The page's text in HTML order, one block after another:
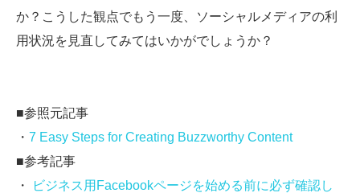
か？こうした観点でもう一度、ソーシャルメディアの利
用状況を見直してみてはいかがでしょうか？
■参照元記事
・ 7 Easy Steps for Creating Buzzworthy Content
■参考記事
・
ビジネス用Facebookページを始める前に必ず確認し